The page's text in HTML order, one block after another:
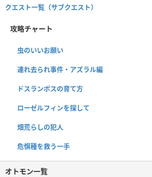
クエスト一覧（サブクエスト）
攻略チャート
虫のいいお願い
連れ去られ事件・アズラル編
ドスランポスの育て方
ローゼルフィンを探して
畑荒らしの犯人
危惧種を救う一手
オトモン一覧